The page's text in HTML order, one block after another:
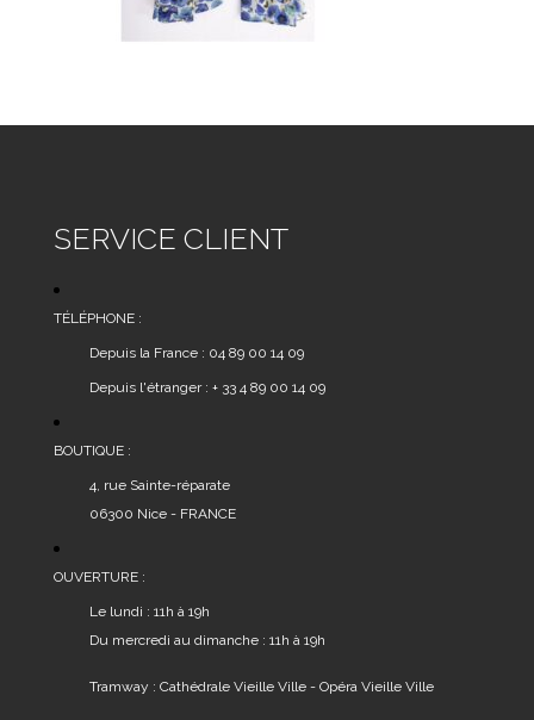
SERVICE CLIENT
TÉLÉPHONE :
Depuis la France : 04 89 00 14 09
Depuis l'étranger : + 33 4 89 00 14 09
BOUTIQUE :
4, rue Sainte-réparate
06300 Nice - FRANCE
OUVERTURE :
Le lundi : 11h à 19h
Du mercredi au dimanche : 11h à 19h
Tramway : Cathédrale Vieille Ville - Opéra Vieille Ville